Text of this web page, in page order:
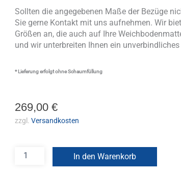
Sollten die angegebenen Maße der Bezüge
Sie gerne Kontakt mit uns aufnehmen. Wir
Größen an, die auch auf Ihre
und wir unterbreiten Ihnen ein
* Lieferung erfolgt ohne Schaumfüllung
269,00 €
zzgl. Versandkosten
In den Warenkorb